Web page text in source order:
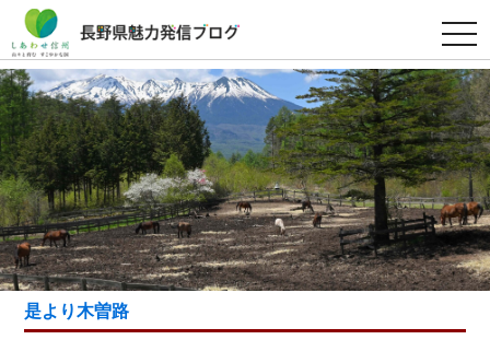
t
o
g
g
l
e
n
a
v
i
g
a
t
i
o
n
是より木曽路